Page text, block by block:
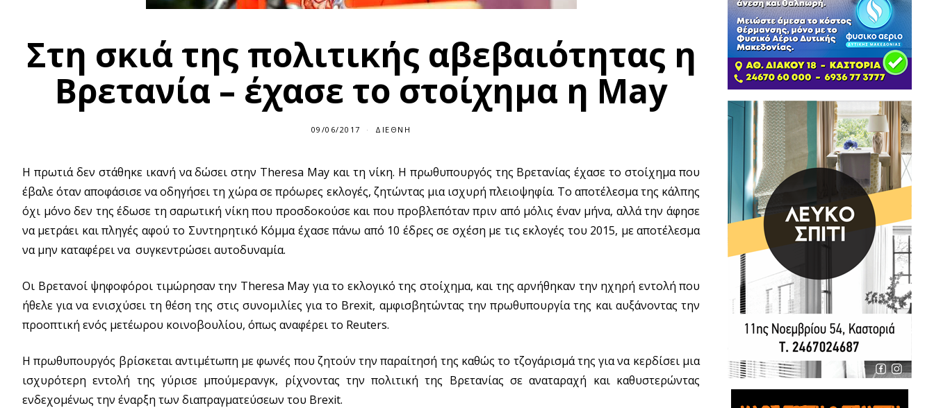
Στη σκιά της πολιτικής αβεβαιότητας η
Βρετανία – έχασε το στοίχημα η Μay
09/06/2017
6
/
2
1
ΔΙΕΘΝΉ
Η πρωτιά δεν στάθηκε ικανή να δώσει στην Theresa May και τη νίκη. Η πρωθυπουργός της Βρετανίας έχασε το στοίχημα που
έβαλε όταν αποφάσισε να οδηγήσει τη χώρα σε πρόωρες εκλογές, ζητώντας μια ισχυρή πλειοψηφία. Το αποτέλεσμα της κάλπης
όχι μόνο δεν της έδωσε τη σαρωτική νίκη που προσδοκούσε και που προβλεπόταν πριν από μόλις έναν μήνα, αλλά την άφησε
να μετράει και πληγές αφού το Συντηρητικό Κόμμα έχασε πάνω από 10 έδρες σε σχέση με τις εκλογές του 2015, με αποτέλεσμα
να μην καταφέρει να συγκεντρώσει αυτοδυναμία.
Οι Βρετανοί ψηφοφόροι τιμώρησαν την Theresa May για το εκλογικό της στοίχημα, και της αρνήθηκαν την ηχηρή εντολή που
ήθελε για να ενισχύσει τη θέση της στις συνομιλίες για το Brexit, αμφισβητώντας την πρωθυπουργία της και αυξάνοντας την
προοπτική ενός μετέωρου κοινοβουλίου, όπως αναφέρει το Reuters.
Η πρωθυπουργός βρίσκεται αντιμέτωπη με φωνές που ζητούν την παραίτησή της καθώς το τζογάρισμά της για να κερδίσει μια
ισχυρότερη εντολή της γύρισε μπούμερανγκ, ρίχνοντας την πολιτική της Βρετανίας σε αναταραχή και καθυστερώντας
ενδεχομένως την έναρξη των διαπραγματεύσεων του Brexit.